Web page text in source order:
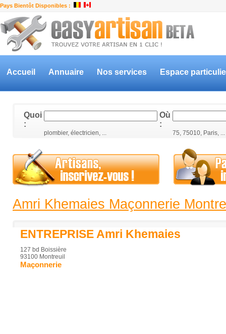
Pays Bientôt Disponibles :
Accueil Annuaire Nos services Espace
Quoi
:
Où
:
plombier, électricien, ... 75, 75010, Paris, ...
Amri Khemaies Maçonnerie
ENTREPRISE Amri Khemaies
127 bd Boissière
93100 Montreuil
Maçonnerie